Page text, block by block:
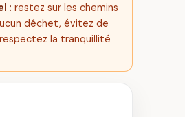
: restez sur les chemins
déchet, évitez de
la tranquillité